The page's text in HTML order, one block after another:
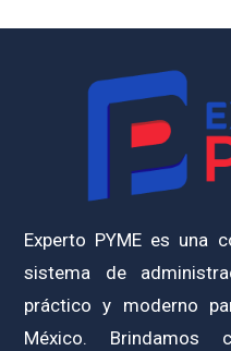
Experto PYME es una
sistema de
práctico y moderno
México. Brindamos